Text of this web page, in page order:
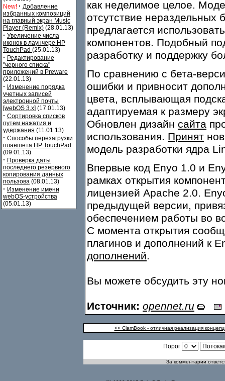
New! · Добавление
избранных композиций
на главный экран Music
Player (Remix) (28.01.13)
· Увеличение числа
иконок в лаунчере HP
TouchPad (25.01.13)
· Редактирование
"черного списка"
приложений в Preware
(22.01.13)
· Изменение порядка
учетных записей
электронной почты
[webOS 3.x] (17.01.13)
· Сортировка списков
путем нажатия и
удержания (11.01.13)
· Способы перезагрузки
планшета HP TouchPad
(09.01.13)
· Проверка даты
последнего резервного
копирования данных
пользова (08.01.13)
· Изменение имени
webOS-устройства
(05.01.13)
как неделимое целое.
отсутствие нераздельных
предлагается
компонентов. Подобный
разработку и поддержку
По сравнению с бета-
ошибки и привносит
цвета, всплывающая
адаптируемая к размеру
Обновлен дизайн сайта
использования. Принят
модель разработки ядра
Впервые код Enyo 1.0 и
рамках открытия
лицензией Apache 2.0.
предыдущей версии,
обеспечением работы во
С момента открытия
плагинов и дополнений к
дополнений.
Вы можете обсудить эту
Источник: opennet.ru
<< ClamBook - отличная реализация
Порог
За комментарии